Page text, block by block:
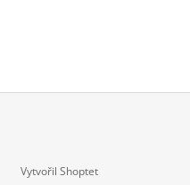
Vytvořil Shoptet